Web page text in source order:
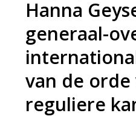
Hanna
generaal-
van de orde
reguliere